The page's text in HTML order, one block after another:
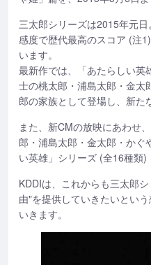
三太郎シリーズは2015年元
感度で歴代最高のスコア (注
います。
最新作では、「あたらしい英
士の桃太郎・浦島太郎・金太
郎の家族として登場し、新た
また、新CMの放映にあわせ
郎・浦島太郎・金太郎・かぐ
い英雄」シリーズ (全16種類)
KDDIは、これからも三太郎
由"を提供していきたいとい
いきます。